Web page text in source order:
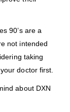
90’s are a
not intended
taking
doctor first.
about DXN